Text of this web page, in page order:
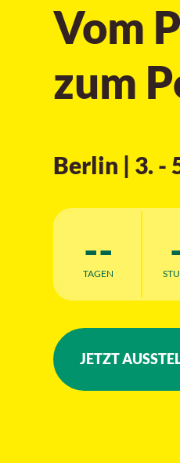
Vom
zum
Berlin | 3. -
--
TAGEN
JETZT